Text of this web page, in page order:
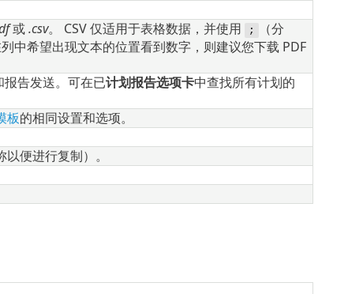
或.csv。 CSV 仅适用于表格数据，并使用 ;
（分
中希望出现文本的位置看到数字，则建议您下载 PDF
报告发送。可在已计划报告选项卡中查找所有计划的
板的相同设置和选项。
便进行复制）。